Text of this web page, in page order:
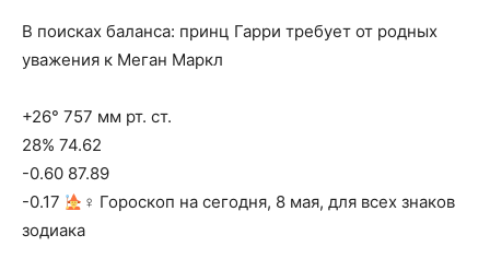
В поисках баланса: принц Гарри требует от родных
уважения к Меган Маркл
+26° 757 мм рт. ст.
28% 74.62
-0.60 87.89
-0.17
‍♀ Гороскоп на сегодня, 8 мая, для всех знаков
зодиака